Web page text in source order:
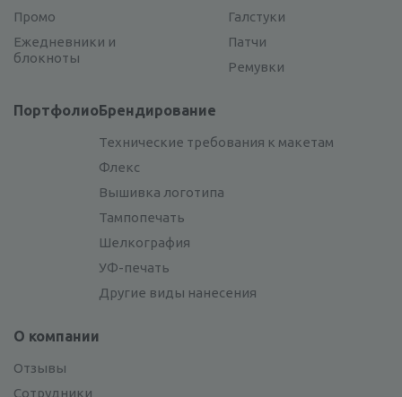
Промо
Ежедневники и
блокноты
Галстуки
Патчи
Ремувки
ПортфолиоБрендирование
Технические требования к макетам
Флекс
Вышивка логотипа
Тампопечать
Шелкография
УФ-печать
Другие виды нанесения
О компании
Отзывы
Сотрудники